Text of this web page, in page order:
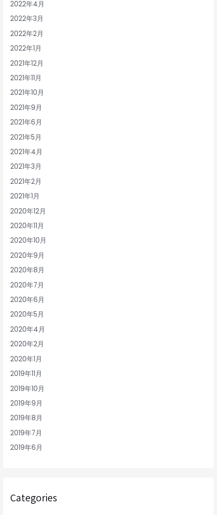
2022年4月
2022年3月
2022年2月
2022年1月
2021年12月
2021年11月
2021年10月
2021年9月
2021年6月
2021年5月
2021年4月
2021年3月
2021年2月
2021年1月
2020年12月
2020年11月
2020年10月
2020年9月
2020年8月
2020年7月
2020年6月
2020年5月
2020年4月
2020年2月
2020年1月
2019年11月
2019年10月
2019年9月
2019年8月
2019年7月
2019年6月
Categories